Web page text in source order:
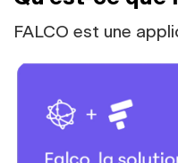
FALCO est une